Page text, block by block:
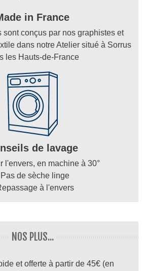
in France
sont conçus par nos graphistes et
dans notre Atelier situé à Sorrus
les Hauts-de-France
de lavage
l'envers, en machine à 30°
de sèche linge
à l'envers
NOS PLUS...
et offerte à partir de 45€ (en